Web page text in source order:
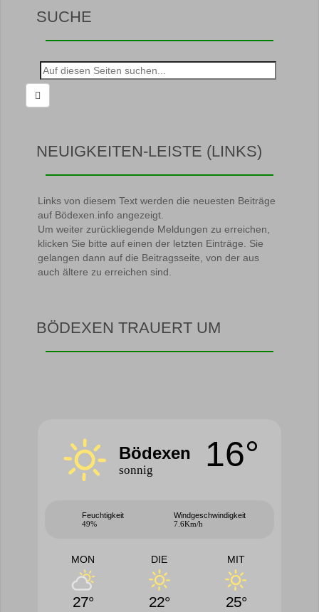
SUCHE
Suche
nach:
NEUIGKEITEN-LEISTE (LINKS)
Links von diesem Text werden die neuesten Beiträge
auf Bödexen.info angezeigt.
Um weiter zurückliegende Meldungen zu erreichen,
klicken Sie bitte auf einen der letzten Einträge. Sie
gelangen dann auf die Beitragsseite, von der aus
auch ältere zu erreichen sind.
BÖDEXEN TRAUERT UM
Bödexen
sonnig 16°
Feuchtigkeit
49%
Windgeschwindigkeit
7.6Km/h
MON
27°
DIE
22°
MIT
25°